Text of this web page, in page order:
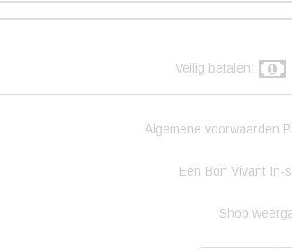
Veilig betalen:
Algemene voorwaarden
Een Bon Vivant In-
Shop